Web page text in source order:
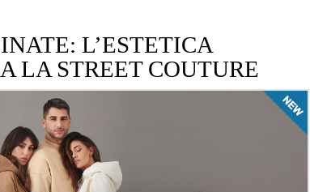
L’ESTETICA
LA STREET COUTURE